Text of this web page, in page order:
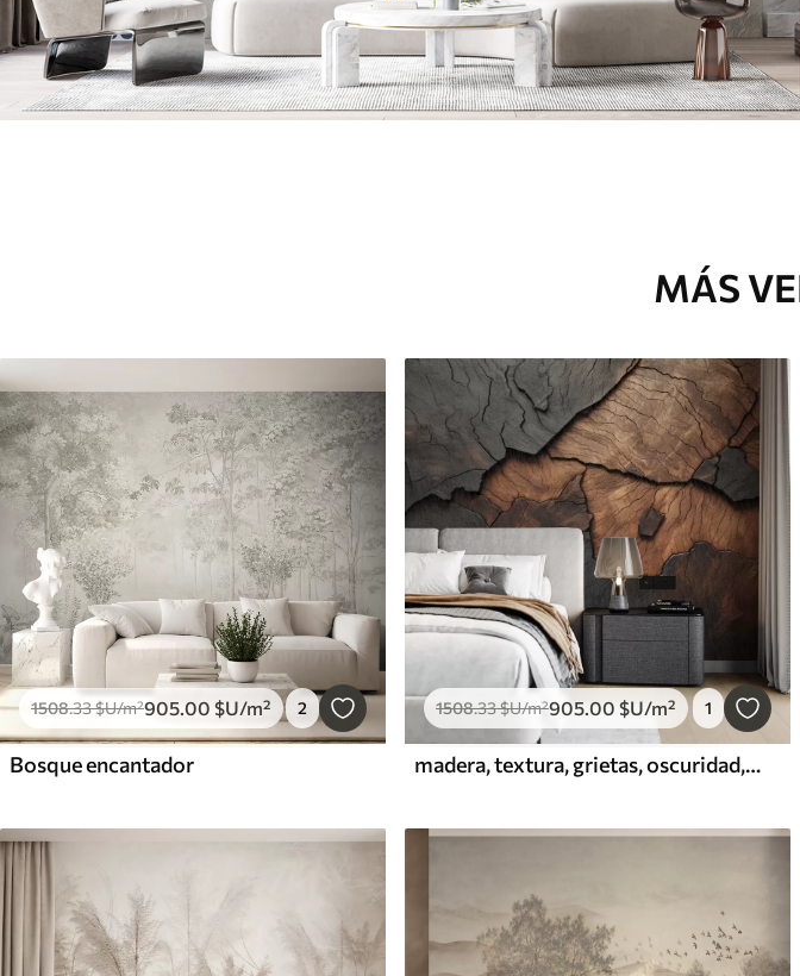
MÁS
1508.33$U/m²905.00 $U/m² 2
Bosque encantador
1508.33$U/m²905.00 $U/m² 1
madera, textura, grietas, oscuridad, corteza, superficie